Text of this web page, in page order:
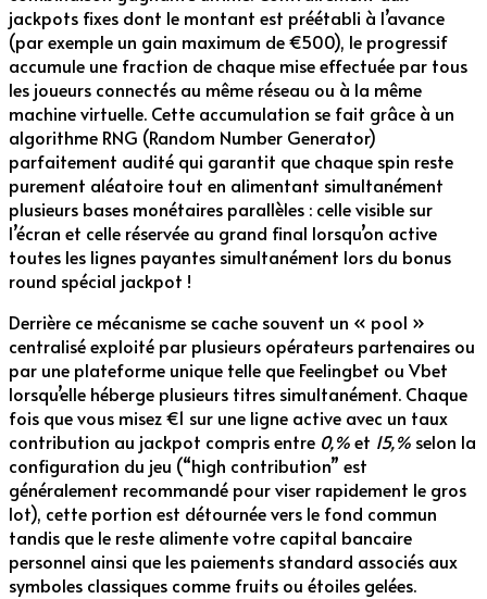
jackpots fixes dont le montant est préétabli à l’avance
(par exemple un gain maximum de €500), le progres­sif
accumule une fraction de chaque mise effectuée par tous
les joueurs connectés au même réseau ou à la même
machine virtuelle. Cette accumulation se fait grâce à un
algorithme RNG (Random Number Generator)
parfaitement audité qui garantit que chaque spin reste
purement aléatoire tout en alimentant simultanément
plusieurs bases monétaires parallèles : celle visible sur
l’écran et celle réservée au grand final lorsqu’on active
toutes les lignes payantes simultanément lors du bonus
round spécial jackpot !
Derrière ce mécanisme se cache souvent un « pool »
centralisé exploité par plusieurs opérateurs partenaires ou
par une plateforme unique telle que Feelingbet ou Vbet
lorsqu’elle héberge plusieurs titres simultanément. Chaque
fois que vous misez €1 sur une ligne active avec un taux
contribution au jackpot compris entre 0,%et 15,% selon la
configuration du jeu (“high contribution” est
généralement recommandé pour viser rapidement le gros
lot), cette portion est détournée vers le fond commun
tandis que le reste alimente votre capital bancaire
personnel ainsi que les paiements standard associés aux
symboles classiques comme fruits ou étoiles gelées.